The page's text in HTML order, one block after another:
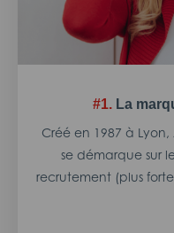
#1. La
Créé en 1987 à
se démarque sur
recrutement (plus